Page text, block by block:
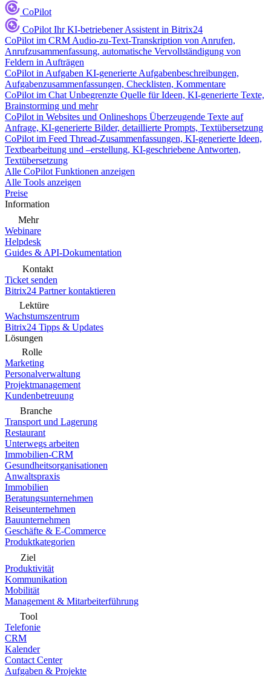
CoPilot
CoPilot Ihr KI-betriebener Assistent in Bitrix24
CoPilot im CRM Audio-zu-Text-Transkription von Anrufen,
Anrufzusammenfassung, automatische Vervollständigung von
Feldern in Aufträgen
CoPilot in Aufgaben KI-generierte Aufgabenbeschreibungen,
Aufgabenzusammenfassungen, Checklisten, Kommentare
CoPilot im Chat Unbegrenzte Quelle für Ideen, KI-generierte Texte,
Brainstorming und mehr
CoPilot in Websites und Onlineshops Überzeugende Texte auf
Anfrage, KI-generierte Bilder, detaillierte Prompts, Textübersetzung
CoPilot im Feed Thread-Zusammenfassungen, KI-generierte Ideen,
Textbearbeitung und –erstellung, KI-geschriebene Antworten,
Textübersetzung
Alle CoPilot Funktionen anzeigen
Alle Tools anzeigen
Preise
Information
Mehr
Webinare
Helpdesk
Guides & API-Dokumentation
Kontakt
Ticket senden
Bitrix24 Partner kontaktieren
Lektüre
Wachstumszentrum
Bitrix24 Tipps & Updates
Lösungen
Rolle
Marketing
Personalverwaltung
Projektmanagement
Kundenbetreuung
Branche
Transport und Lagerung
Restaurant
Unterwegs arbeiten
Immobilien-CRM
Gesundheitsorganisationen
Anwaltspraxis
Immobilien
Beratungsunternehmen
Reiseunternehmen
Bauunternehmen
Geschäfte & E-Commerce
Produktkategorien
Ziel
Produktivität
Kommunikation
Mobilität
Management & Mitarbeiterführung
Tool
Telefonie
CRM
Kalender
Contact Center
Aufgaben & Projekte